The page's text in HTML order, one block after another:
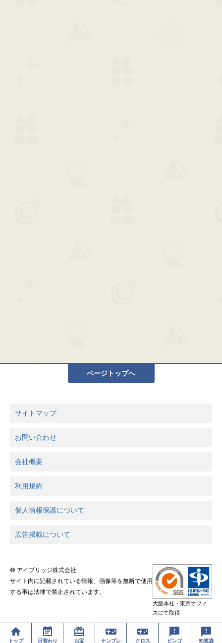
ページトップへ
サイトマップ
お問い合わせ
会社概要
利用規約
個人情報保護について
広告掲載について
© アイブリッジ株式会社
サイト内に記載されている情報、画像等を無断で使用
する事は法律で禁止されています。
大阪本社・東京オフィ
スにて取得
トップ 日替わり お宝 ナンプレ クロス ビンゴ 知恵袋